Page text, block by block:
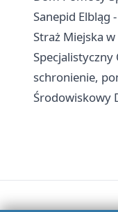
Sanepid Elbląg
Straż Miejska
schronienie,
Środowiskowy